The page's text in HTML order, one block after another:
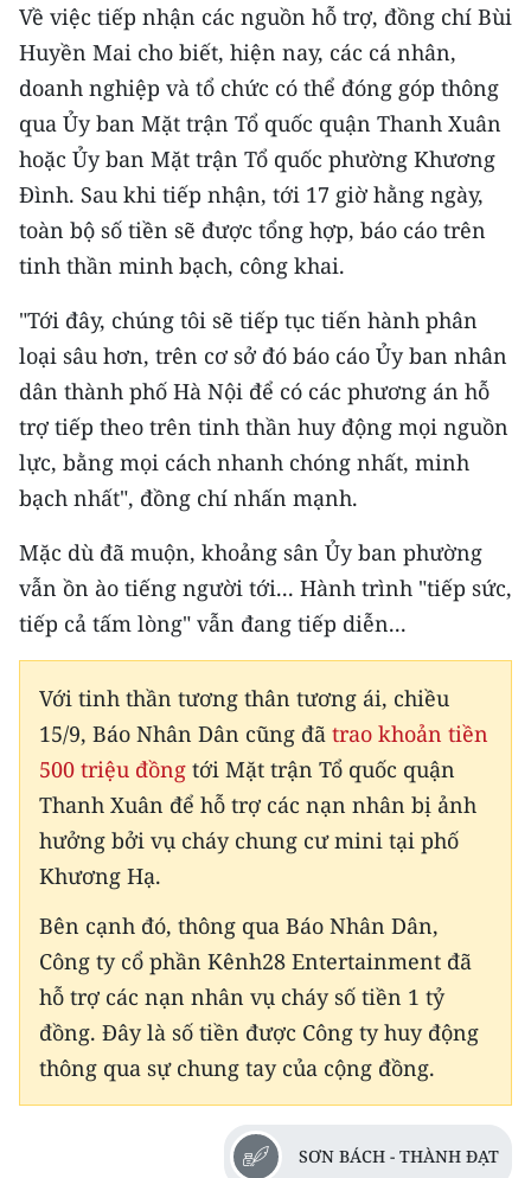
Về việc tiếp nhận các nguồn hỗ trợ, đồng chí Bùi
Huyền Mai cho biết, hiện nay, các cá nhân,
doanh nghiệp và tổ chức có thể đóng góp thông
qua Ủy ban Mặt trận Tổ quốc quận Thanh Xuân
hoặc Ủy ban Mặt trận Tổ quốc phường Khương
Đình. Sau khi tiếp nhận, tới 17 giờ hằng ngày,
toàn bộ số tiền sẽ được tổng hợp, báo cáo trên
tinh thần minh bạch, công khai.
"Tới đây, chúng tôi sẽ tiếp tục tiến hành phân
loại sâu hơn, trên cơ sở đó báo cáo Ủy ban nhân
dân thành phố Hà Nội để có các phương án hỗ
trợ tiếp theo trên tinh thần huy động mọi nguồn
lực, bằng mọi cách nhanh chóng nhất, minh
bạch nhất", đồng chí nhấn mạnh.
Mặc dù đã muộn, khoảng sân Ủy ban phường
vẫn ồn ào tiếng người tới... Hành trình "tiếp sức,
tiếp cả tấm lòng" vẫn đang tiếp diễn...
Với tinh thần tương thân tương ái, chiều
15/9, Báo Nhân Dân cũng đã trao khoản tiền
500 triệu đồng tới Mặt trận Tổ quốc quận
Thanh Xuân để hỗ trợ các nạn nhân bị ảnh
hưởng bởi vụ cháy chung cư mini tại phố
Khương Hạ.
Bên cạnh đó, thông qua Báo Nhân Dân,
Công ty cổ phần Kênh28 Entertainment đã
hỗ trợ các nạn nhân vụ cháy số tiền 1 tỷ
đồng. Đây là số tiền được Công ty huy động
thông qua sự chung tay của cộng đồng.
SƠN BÁCH - THÀNH ĐẠT